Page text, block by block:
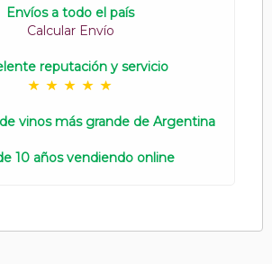
Envíos a todo el país
Calcular Envío
reputación y servicio
vinos más grande de Argentina
10 años vendiendo online